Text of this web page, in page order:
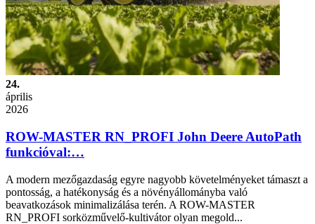
24.
április
2026
ROW-MASTER RN_PROFI John Deere AutoPath
funkcióval:…
A modern mezőgazdaság egyre nagyobb követelményeket támaszt a
pontosság, a hatékonyság és a növényállományba való
beavatkozások minimalizálása terén. A ROW-MASTER
RN_PROFI sorközművelő-kultivátor olyan megold...